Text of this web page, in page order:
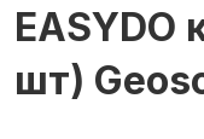
EASYDO
шт)